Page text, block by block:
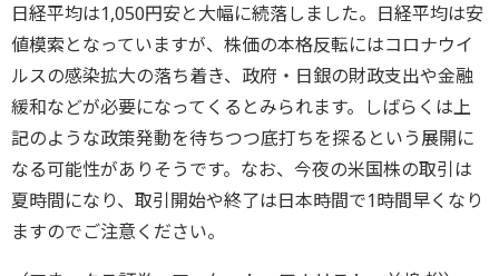
日経平均は1,050円安と大幅に続落しました。日経平均は安
値模索となっていますが、株価の本格反転にはコロナウイ
ルスの感染拡大の落ち着き、政府・日銀の財政支出や金融
緩和などが必要になってくるとみられます。しばらくは上
記のような政策発動を待ちつつ底打ちを探るという展開に
なる可能性がありそうです。なお、今夜の米国株の取引は
夏時間になり、取引開始や終了は日本時間で1時間早くなり
ますのでご注意ください。